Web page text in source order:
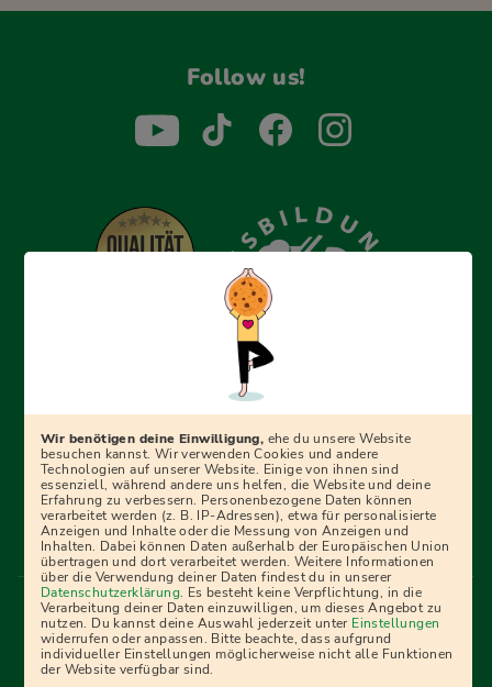
Follow us!
Erfolgreich bewerben mit Ausbildungspark: Wir
begleiten dich Schritt für Schritt bei deinem Start in den
Ratgebern und Prüfungspaketen, interaktiven
Videokursen und vielem mehr. Für alle, die was werden
wollen!
Menü Fußleiste
Impressum Bildquellen Presse
Mediadaten
Partner
AGB Datenschutz
Widerrufsbelehrung
Bestellung
Affiliate Partner Cookies
Wir benötigen deine Einwilligung, ehe du unsere Website
besuchen kannst. Wir verwenden Cookies und andere
Technologien auf unserer Website. Einige von ihnen sind
essenziell, während andere uns helfen, die Website und deine
Erfahrung zu verbessern. Personenbezogene Daten können
verarbeitet werden (z. B. IP-Adressen), etwa für personalisierte
Anzeigen und Inhalte oder die Messung von Anzeigen und
Inhalten. Dabei können Daten außerhalb der Europäischen Union
übertragen und dort verarbeitet werden. Weitere Informationen
über die Verwendung deiner Daten findest du in unserer
Datenschutzerklärung. Es besteht keine Verpflichtung, in die
Verarbeitung deiner Daten einzuwilligen, um dieses Angebot zu
nutzen. Du kannst deine Auswahl jederzeit unter Einstellungen
widerrufen oder anpassen. Bitte beachte, dass aufgrund
individueller Einstellungen möglicherweise nicht alle Funktionen
der Website verfügbar sind.